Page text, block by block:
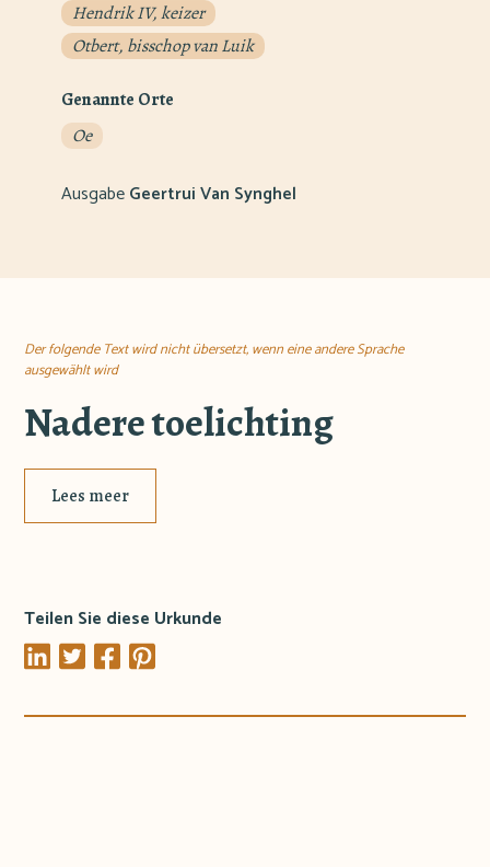
Hendrik IV, keizer
Otbert, bisschop van Luik
Genannte Orte
Oe
AusgabeGeertrui Van Synghel
Der folgende Text wird nicht übersetzt, wenn eine andere Sprache
ausgewählt wird
Nadere toelichting
Lees meer
Teilen Sie diese Urkunde